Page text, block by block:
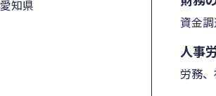
愛知県
資金
人事
労務